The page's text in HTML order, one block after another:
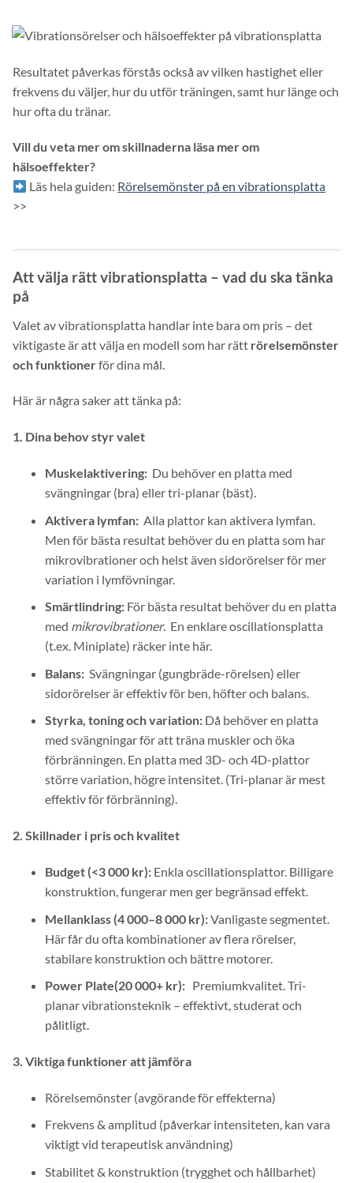
Resultatet påverkas förstås också av vilken hastighet eller
frekvens du väljer, hur du utför träningen, samt hur länge och
hur ofta du tränar.
Vill du veta mer om skillnaderna läsa mer om
hälsoeffekter?
Läs hela guiden: Rörelsemönster på en vibrationsplatta
>>
Att välja rätt vibrationsplatta – vad du ska tänka
på
Valet av vibrationsplatta handlar inte bara om pris – det
viktigaste är att välja en modell som har rätt rörelsemönster
och funktionerför dina mål.
Här är några saker att tänka på:
1. Dina behov styr valet
Muskelaktivering: Du behöver en platta med
svängningar (bra) eller tri-planar (bäst).
Aktivera lymfan: Alla plattor kan aktivera lymfan.
Men för bästa resultat behöver du en platta som har
mikrovibrationer och helst även sidorörelser för mer
variation i lymfövningar.
Smärtlindring:För bästa resultat behöver du en platta
med mikrovibrationer. En enklare oscillationsplatta
(t.ex. Miniplate) räcker inte här.
Balans:Svängningar (gungbräde-rörelsen) eller
sidorörelser är effektiv för ben, höfter och balans.
Styrka, toning och variation:Då behöver en platta
med svängningar för att träna muskler och öka
förbränningen. En platta med 3D- och 4D-plattor
större variation, högre intensitet. (Tri-planar är mest
effektiv för förbränning).
2. Skillnader i pris och kvalitet
Budget (<3 000 kr):Enkla oscillationsplattor. Billigare
konstruktion, fungerar men ger begränsad effekt.
Mellanklass (4 000–8 000 kr):Vanligaste segmentet.
Här får du ofta kombinationer av flera rörelser,
stabilare konstruktion och bättre motorer.
Power Plate(20 000+ kr):Premiumkvalitet. Tri-
planar vibrationsteknik – effektivt, studerat och
pålitligt.
3. Viktiga funktioner att jämföra
Rörelsemönster (avgörande för effekterna)
Frekvens & amplitud (påverkar intensiteten, kan vara
viktigt vid terapeutisk användning)
Stabilitet & konstruktion (trygghet och hållbarhet)